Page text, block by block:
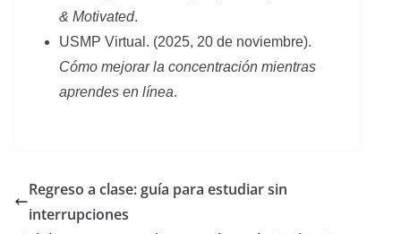
& Motivated.
USMP Virtual. (2025, 20 de noviembre).
Cómo mejorar la concentración mientras
aprendes en línea.
Regreso a clase: guía para estudiar sin
interrupciones